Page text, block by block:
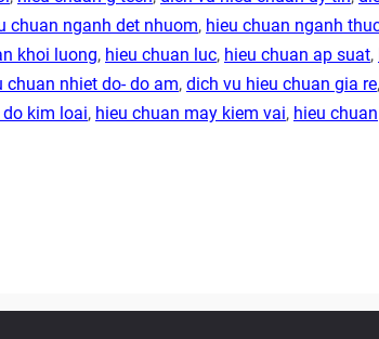
chuan nganh det nhuom, hieu chuan nganh
khoi luong, hieu chuan luc, hieu chuan ap suat,
chuan nhiet do- do am, dich vu hieu chuan gia re,
kim loai, hieu chuan may kiem vai, hieu chuan